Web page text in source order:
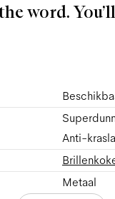
word.
Anti-
Metaal